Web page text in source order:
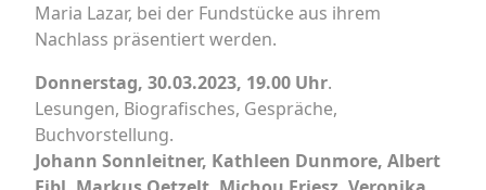
Maria Lazar, bei der Fundstücke aus ihrem
Nachlass präsentiert werden.
Donnerstag, 30.03.2023, 19.00 Uhr.
Lesungen, Biografisches, Gespräche,
Buchvorstellung.
Johann Sonnleitner, Kathleen Dunmore, Albert